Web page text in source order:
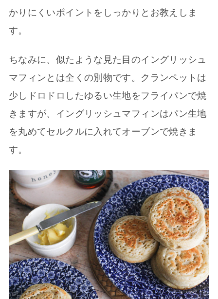
かりにくいポイントをしっかりとお教えしま
す。
ちなみに、似たような見た目のイングリッシュ
マフィンとは全くの別物です。クランペットは
少しドロドロしたゆるい生地をフライパンで焼
きますが、イングリッシュマフィンはパン生地
を丸めてセルクルに入れてオーブンで焼きま
す。